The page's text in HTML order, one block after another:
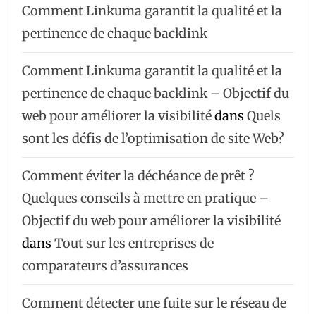
Comment Linkuma garantit la qualité et la
pertinence de chaque backlink
Comment Linkuma garantit la qualité et la
pertinence de chaque backlink – Objectif du
web pour améliorer la visibilitédans Quels
sont les défis de l’optimisation de site Web?
Comment éviter la déchéance de prêt ?
Quelques conseils à mettre en pratique –
Objectif du web pour améliorer la visibilité
dans Tout sur les entreprises de
comparateurs d’assurances
Comment détecter une fuite sur le réseau de